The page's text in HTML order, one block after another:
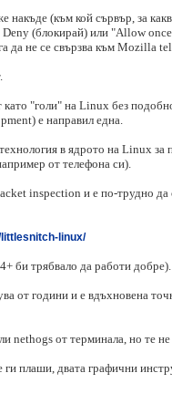
накъде (към кой сървър, за
(блокирай) или "Allow
да не се свързва към Mozilla
като "голи" на Linux без
е направил една.
в ядрото на Linux
от телефона си).
inspection и е по-трудно да
linux/
би трябвало да работи добре).
от години и е вдъхновена
nethogs от терминала, но те
плаши, двата графични